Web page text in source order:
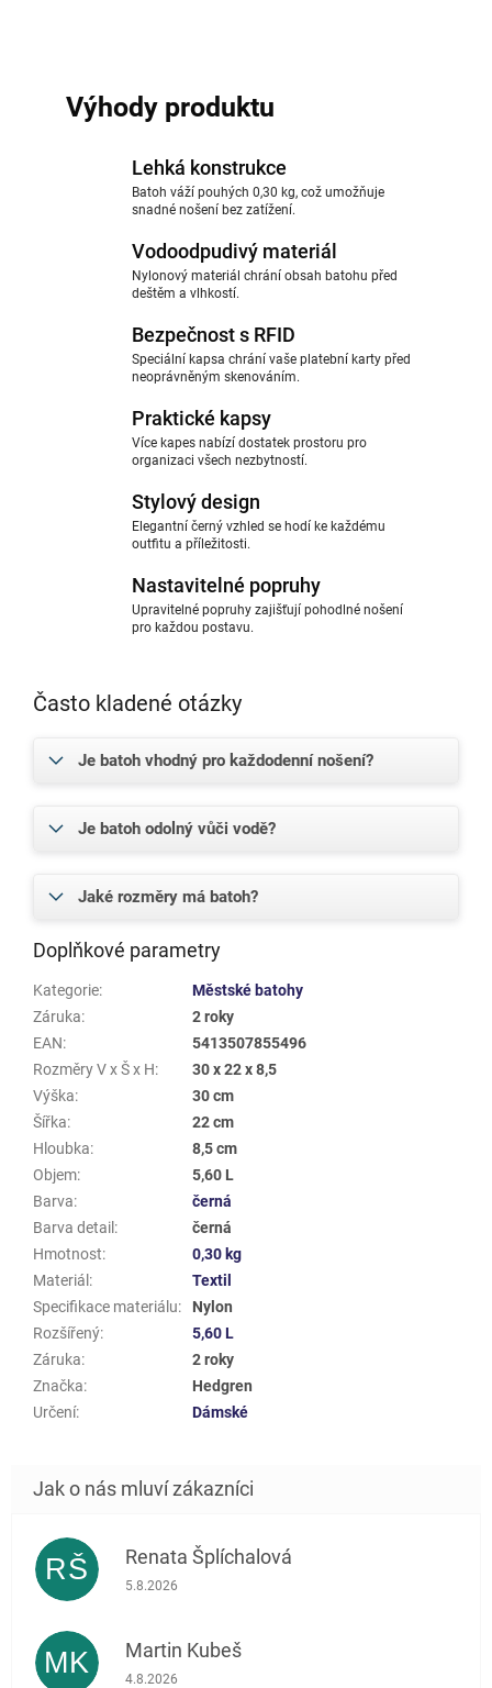
Výhody produktu
Lehká konstrukce
Batoh váží pouhých 0,30 kg, což umožňuje
snadné nošení bez zatížení.
Vodoodpudivý materiál
Nylonový materiál chrání obsah batohu před
deštěm a vlhkostí.
Bezpečnost s RFID
Speciální kapsa chrání vaše platební karty před
neoprávněným skenováním.
Praktické kapsy
Více kapes nabízí dostatek prostoru pro
organizaci všech nezbytností.
Stylový design
Elegantní černý vzhled se hodí ke každému
outfitu a příležitosti.
Nastavitelné popruhy
Upravitelné popruhy zajišťují pohodlné nošení
pro každou postavu.
Často kladené otázky
Je batoh vhodný pro každodenní nošení?
Je batoh odolný vůči vodě?
Jaké rozměry má batoh?
Doplňkové parametry
Kategorie:
Městské batohy
Záruka:
2 roky
EAN:
5413507855496
Rozměry V x Š x H:
30 x 22 x 8,5
Výška:
30 cm
Šířka:
22 cm
Hloubka:
8,5 cm
Objem:
5,60 L
Barva:
černá
Barva detail :
černá
Hmotnost:
0,30 kg
Materiál :
Textil
Specifikace materiálu:
Nylon
Rozšířený:
5,60 L
Záruka:
2 roky
Značka:
Hedgren
Určení: Dámské
RŠ Renata Šplíchalová
Hodnocení obchodu je 5 z 5 hvězdiček.
5.8.2026
MK Martin Kubeš
Hodnocení obchodu je 5 z 5 hvězdiček.
4.8.2026